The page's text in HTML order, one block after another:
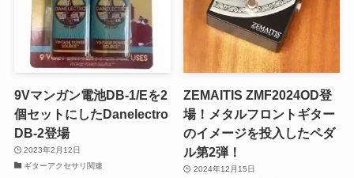
9Vマンガン電池DB-1/Eを2
個セットにしたDanelectro
DB-2登場
2023年2月12日
ギターアクセサリ関連
ZEMAITIS ZMF2024OD登
場！メタルフロントギター
のイメージを投入したペダ
ル第2弾！
2024年12月15日